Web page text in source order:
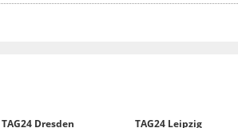
TAG24 Dresden TAG24 Leipzig